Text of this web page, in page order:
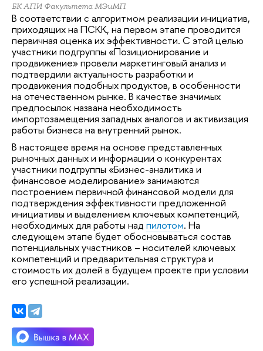
БК АПИ Факультета МЭиМП
В соответствии с алгоритмом реализации инициатив,
приходящих на ПСКК, на первом этапе проводится
первичная оценка их эффективности. С этой целью
участники подгруппы «Позиционирование и
продвижение» провели маркетинговый анализ и
подтвердили актуальность разработки и
продвижения подобных продуктов, в особенности
на отечественном рынке. В качестве значимых
предпосылок названа необходимость
импортозамещения западных аналогов и активизация
работы бизнеса на внутренний рынок.
В настоящее время на основе представленных
рыночных данных и информации о конкурентах
участники подгруппы «Бизнес-аналитика и
финансовое моделирование» занимаются
построением первичной финансовой модели для
подтверждения эффективности предложенной
инициативы и выделением ключевых компетенций,
необходимых для работы над пилотом. На
следующем этапе будет обосновываться состав
потенциальных участников – носителей ключевых
компетенций и предварительная структура и
стоимость их долей в будущем проекте при условии
его успешной реализации.